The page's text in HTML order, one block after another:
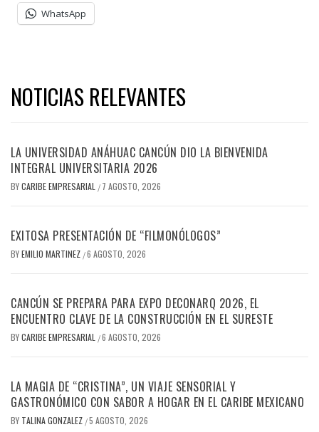
WhatsApp
NOTICIAS RELEVANTES
LA UNIVERSIDAD ANÁHUAC CANCÚN DIO LA BIENVENIDA
INTEGRAL UNIVERSITARIA 2026
BYCARIBE EMPRESARIAL / 7 AGOSTO, 2026
EXITOSA PRESENTACIÓN DE “FILMONÓLOGOS”
BYEMILIO MARTINEZ /6 AGOSTO, 2026
CANCÚN SE PREPARA PARA EXPO DECONARQ 2026, EL
ENCUENTRO CLAVE DE LA CONSTRUCCIÓN EN EL SURESTE
BYCARIBE EMPRESARIAL /6 AGOSTO, 2026
LA MAGIA DE “CRISTINA”, UN VIAJE SENSORIAL Y
GASTRONÓMICO CON SABOR A HOGAR EN EL CARIBE MEXICANO
BY TALINA GONZALEZ /5 AGOSTO, 2026